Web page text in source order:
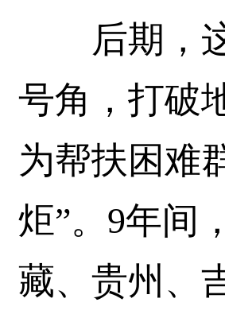
后期，这
号角，打破
为帮扶困难
炬”。9年间
藏、贵州、